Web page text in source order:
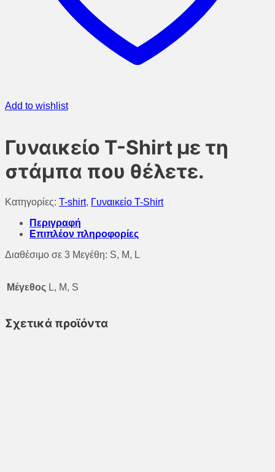
Add to wishlist
Γυναικείο T-Shirt με τη
στάμπα που θέλετε.
Κατηγορίες: T-shirt, Γυναικείο T-Shirt
Περιγραφή
Επιπλέον πληροφορίες
Διαθέσιμο σε 3 Μεγέθη: S, M, L
Μέγεθος L, M, S
Σχετικά προϊόντα